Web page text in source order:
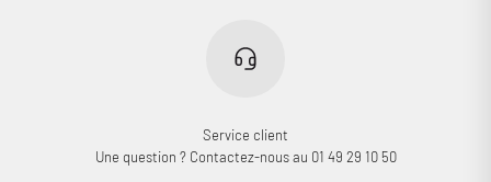
Service client
Une question ? Contactez-nous au 01 49 29 10 50